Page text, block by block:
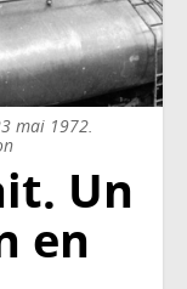
mai 1972.
Un
en